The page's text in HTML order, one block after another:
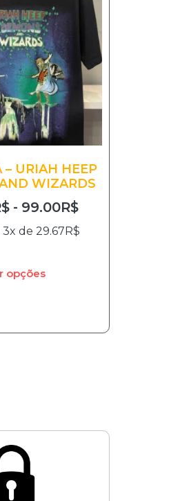
– URIAH HEEP
WIZARDS
- 99.00R$
3x de 29.67R$
opções